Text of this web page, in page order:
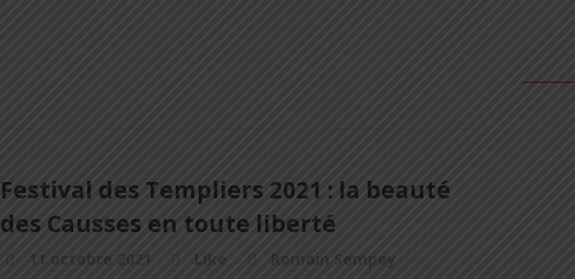
Festival des Templiers 2021 : la beauté
des Causses en toute liberté
11 octobre 2021 Like Romain Sempey